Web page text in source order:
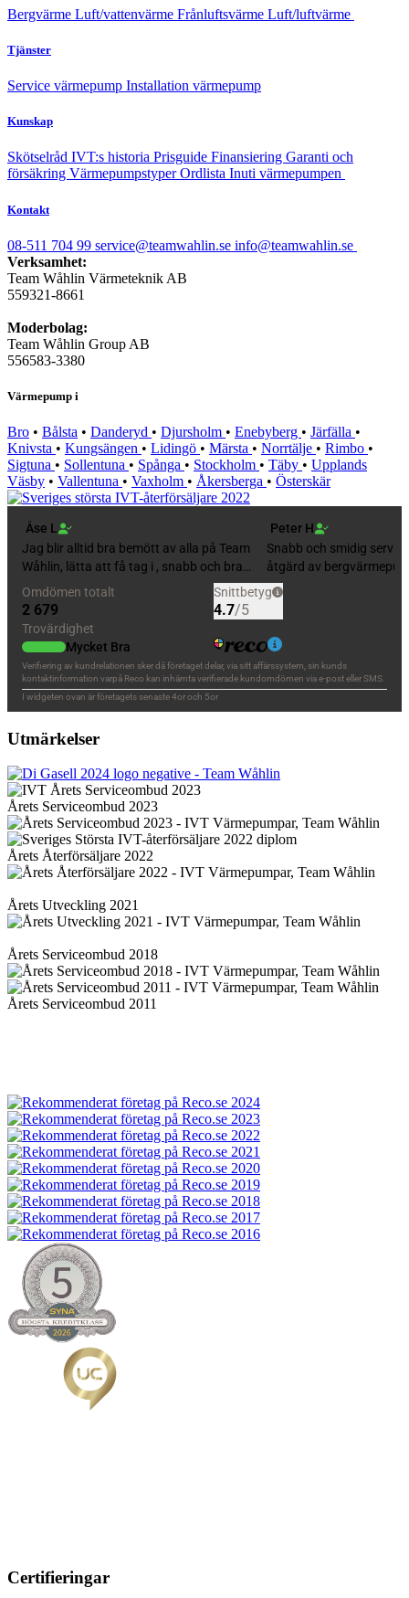
Bergvärme Luft/vattenvärme Frånluftsvärme Luft/luftvärme
Tjänster
Service värmepump Installation värmepump
Kunskap
Skötselråd IVT:s historia Prisguide Finansiering Garanti och
försäkring VärmepumpstyperOrdlista Inuti värmepumpen
Kontakt
08-511 704 99 service@teamwahlin.se info@teamwahlin.se
Verksamhet:
Team Wåhlin Värmeteknik AB
559321-8661
Moderbolag:
Team Wåhlin Group AB
556583-3380
Värmepump i
Bro • Bålsta • Danderyd • Djursholm • Enebyberg • Järfälla •
Knivsta • Kungsängen • Lidingö • Märsta • Norrtälje • Rimbo •
Sigtuna • Sollentuna • Spånga • Stockholm • Täby • Upplands
Väsby • Vallentuna • Vaxholm • Åkersberga • Österskär
Utmärkelser
Årets Serviceombud 2023
Årets Återförsäljare 2022
Årets Utveckling 2021
Årets Serviceombud 2018
Årets Serviceombud 2011
Certifieringar